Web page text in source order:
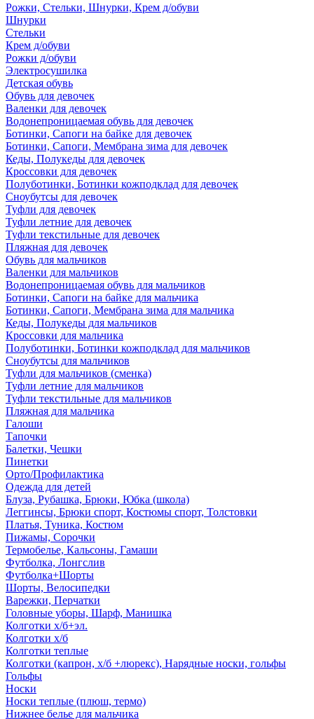
Рожки, Стельки, Шнурки, Крем д/обуви
Шнурки
Стельки
Крем д/обуви
Рожки д/обуви
Электросушилка
Детская обувь
Обувь для девочек
Валенки для девочек
Водонепроницаемая обувь для девочек
Ботинки, Сапоги на байке для девочек
Ботинки, Сапоги, Мембрана зима для девочек
Кеды, Полукеды для девочек
Кроссовки для девочек
Полуботинки, Ботинки кожподклад для девочек
Сноубутсы для девочек
Туфли для девочек
Туфли летние для девочек
Туфли текстильные для девочек
Пляжная для девочек
Обувь для мальчиков
Валенки для мальчиков
Водонепроницаемая обувь для мальчиков
Ботинки, Сапоги на байке для мальчика
Ботинки, Сапоги, Мембрана зима для мальчика
Кеды, Полукеды для мальчиков
Кроссовки для мальчика
Полуботинки, Ботинки кожподклад для мальчиков
Сноубутсы для мальчиков
Туфли для мальчиков (сменка)
Туфли летние для мальчиков
Туфли текстильные для мальчиков
Пляжная для мальчика
Галоши
Тапочки
Балетки, Чешки
Пинетки
Орто/Профилактика
Одежда для детей
Блуза, Рубашка, Брюки, Юбка (школа)
Леггинсы, Брюки спорт, Костюмы спорт, Толстовки
Платья, Туника, Костюм
Пижамы, Сорочки
Термобелье, Кальсоны, Гамаши
Футболка, Лонгслив
Футболка+Шорты
Шорты, Велосипедки
Варежки, Перчатки
Головные уборы, Шарф, Манишка
Колготки х/б+эл.
Колготки х/б
Колготки теплые
Колготки (капрон, х/б +люрекс), Нарядные носки, гольфы
Гольфы
Носки
Носки теплые (плюш, термо)
Нижнее белье для мальчика